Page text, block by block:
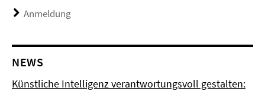
Anmeldung
NEWS
Künstliche Intelligenz verantwortungsvoll gestalten: